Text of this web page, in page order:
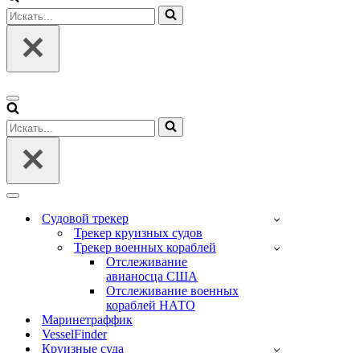
Искать...
Меню
навигации
Искать...
Меню
навигацииСудовой трекер
Трекер круизных судов
Трекер военных кораблей
Отслеживание
авианосца США
Отслеживание военных
кораблей НАТО
Маринетраффик
VesselFinder
Круизные суда